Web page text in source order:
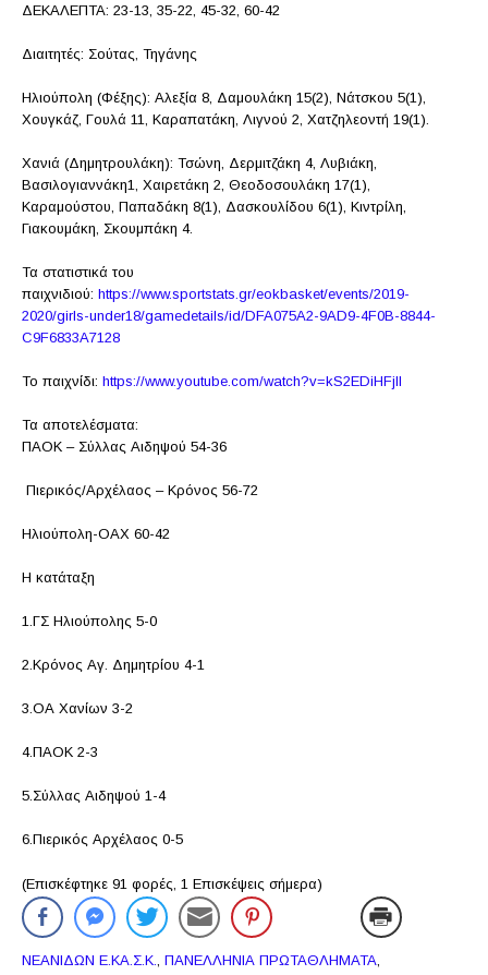
ΔΕΚΑΛΕΠΤΑ: 23-13, 35-22, 45-32, 60-42
Διαιτητές: Σούτας, Τηγάνης
Ηλιούπολη (Φέξης): Αλεξία 8, Δαμουλάκη 15(2), Νάτσκου 5(1),
Χουγκάζ, Γουλά 11, Καραπατάκη, Λιγνού 2, Χατζηλεοντή 19(1).
Χανιά (Δημητρουλάκη): Τσώνη, Δερμιτζάκη 4, Λυβιάκη,
Βασιλογιαννάκη1, Χαιρετάκη 2, Θεοδοσουλάκη 17(1),
Καραμούστου, Παπαδάκη 8(1), Δασκουλίδου 6(1), Κιντρίλη,
Γιακουμάκη, Σκουμπάκη 4.
Τα στατιστικά του
παιχνιδιού: https://www.sportstats.gr/eokbasket/events/2019-
2020/girls-under18/gamedetails/id/DFA075A2-9AD9-4F0B-8844-
C9F6833A7128
Το παιχνίδι: https://www.youtube.com/watch?v=kS2EDiHFjlI
Τα αποτελέσματα:
ΠΑΟΚ – Σύλλας Αιδηψού 54-36
Πιερικός/Αρχέλαος – Κρόνος 56-72
Ηλιούπολη-ΟΑΧ 60-42
Η κατάταξη
1.ΓΣ Ηλιούπολης 5-0
2.Κρόνος Αγ. Δημητρίου 4-1
3.ΟΑ Χανίων 3-2
4.ΠΑΟΚ 2-3
5.Σύλλας Αιδηψού 1-4
6.Πιερικός Αρχέλαος 0-5
(Επισκέφτηκε 91 φορές, 1 Επισκέψεις σήμερα)
ΝΕΑΝΙΔΩΝ Ε.ΚΑ.Σ.Κ. ΠΑΝΕΛΛΗΝΙΑ ΠΡΩΤΑΘΛΗΜΑΤΑ